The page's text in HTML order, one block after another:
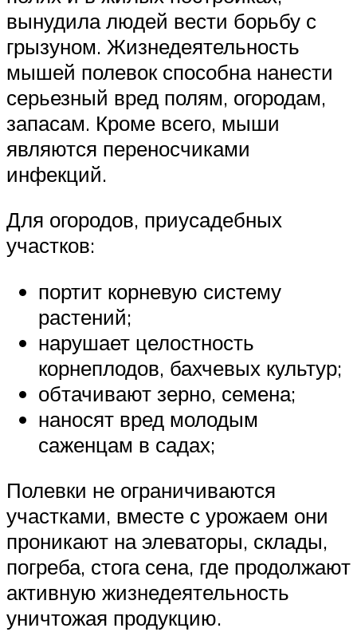
вынудила людей вести борьбу с
грызуном. Жизнедеятельность
мышей полевок способна нанести
серьезный вред полям, огородам,
запасам. Кроме всего, мыши
являются переносчиками
инфекций.
Для огородов, приусадебных
участков:
портит корневую систему
растений;
нарушает целостность
корнеплодов, бахчевых культур;
обтачивают зерно, семена;
наносят вред молодым
саженцам в садах;
Полевки не ограничиваются
участками, вместе с урожаем они
проникают на элеваторы, склады,
погреба, стога сена, где продолжают
активную жизнедеятельность
уничтожая продукцию.